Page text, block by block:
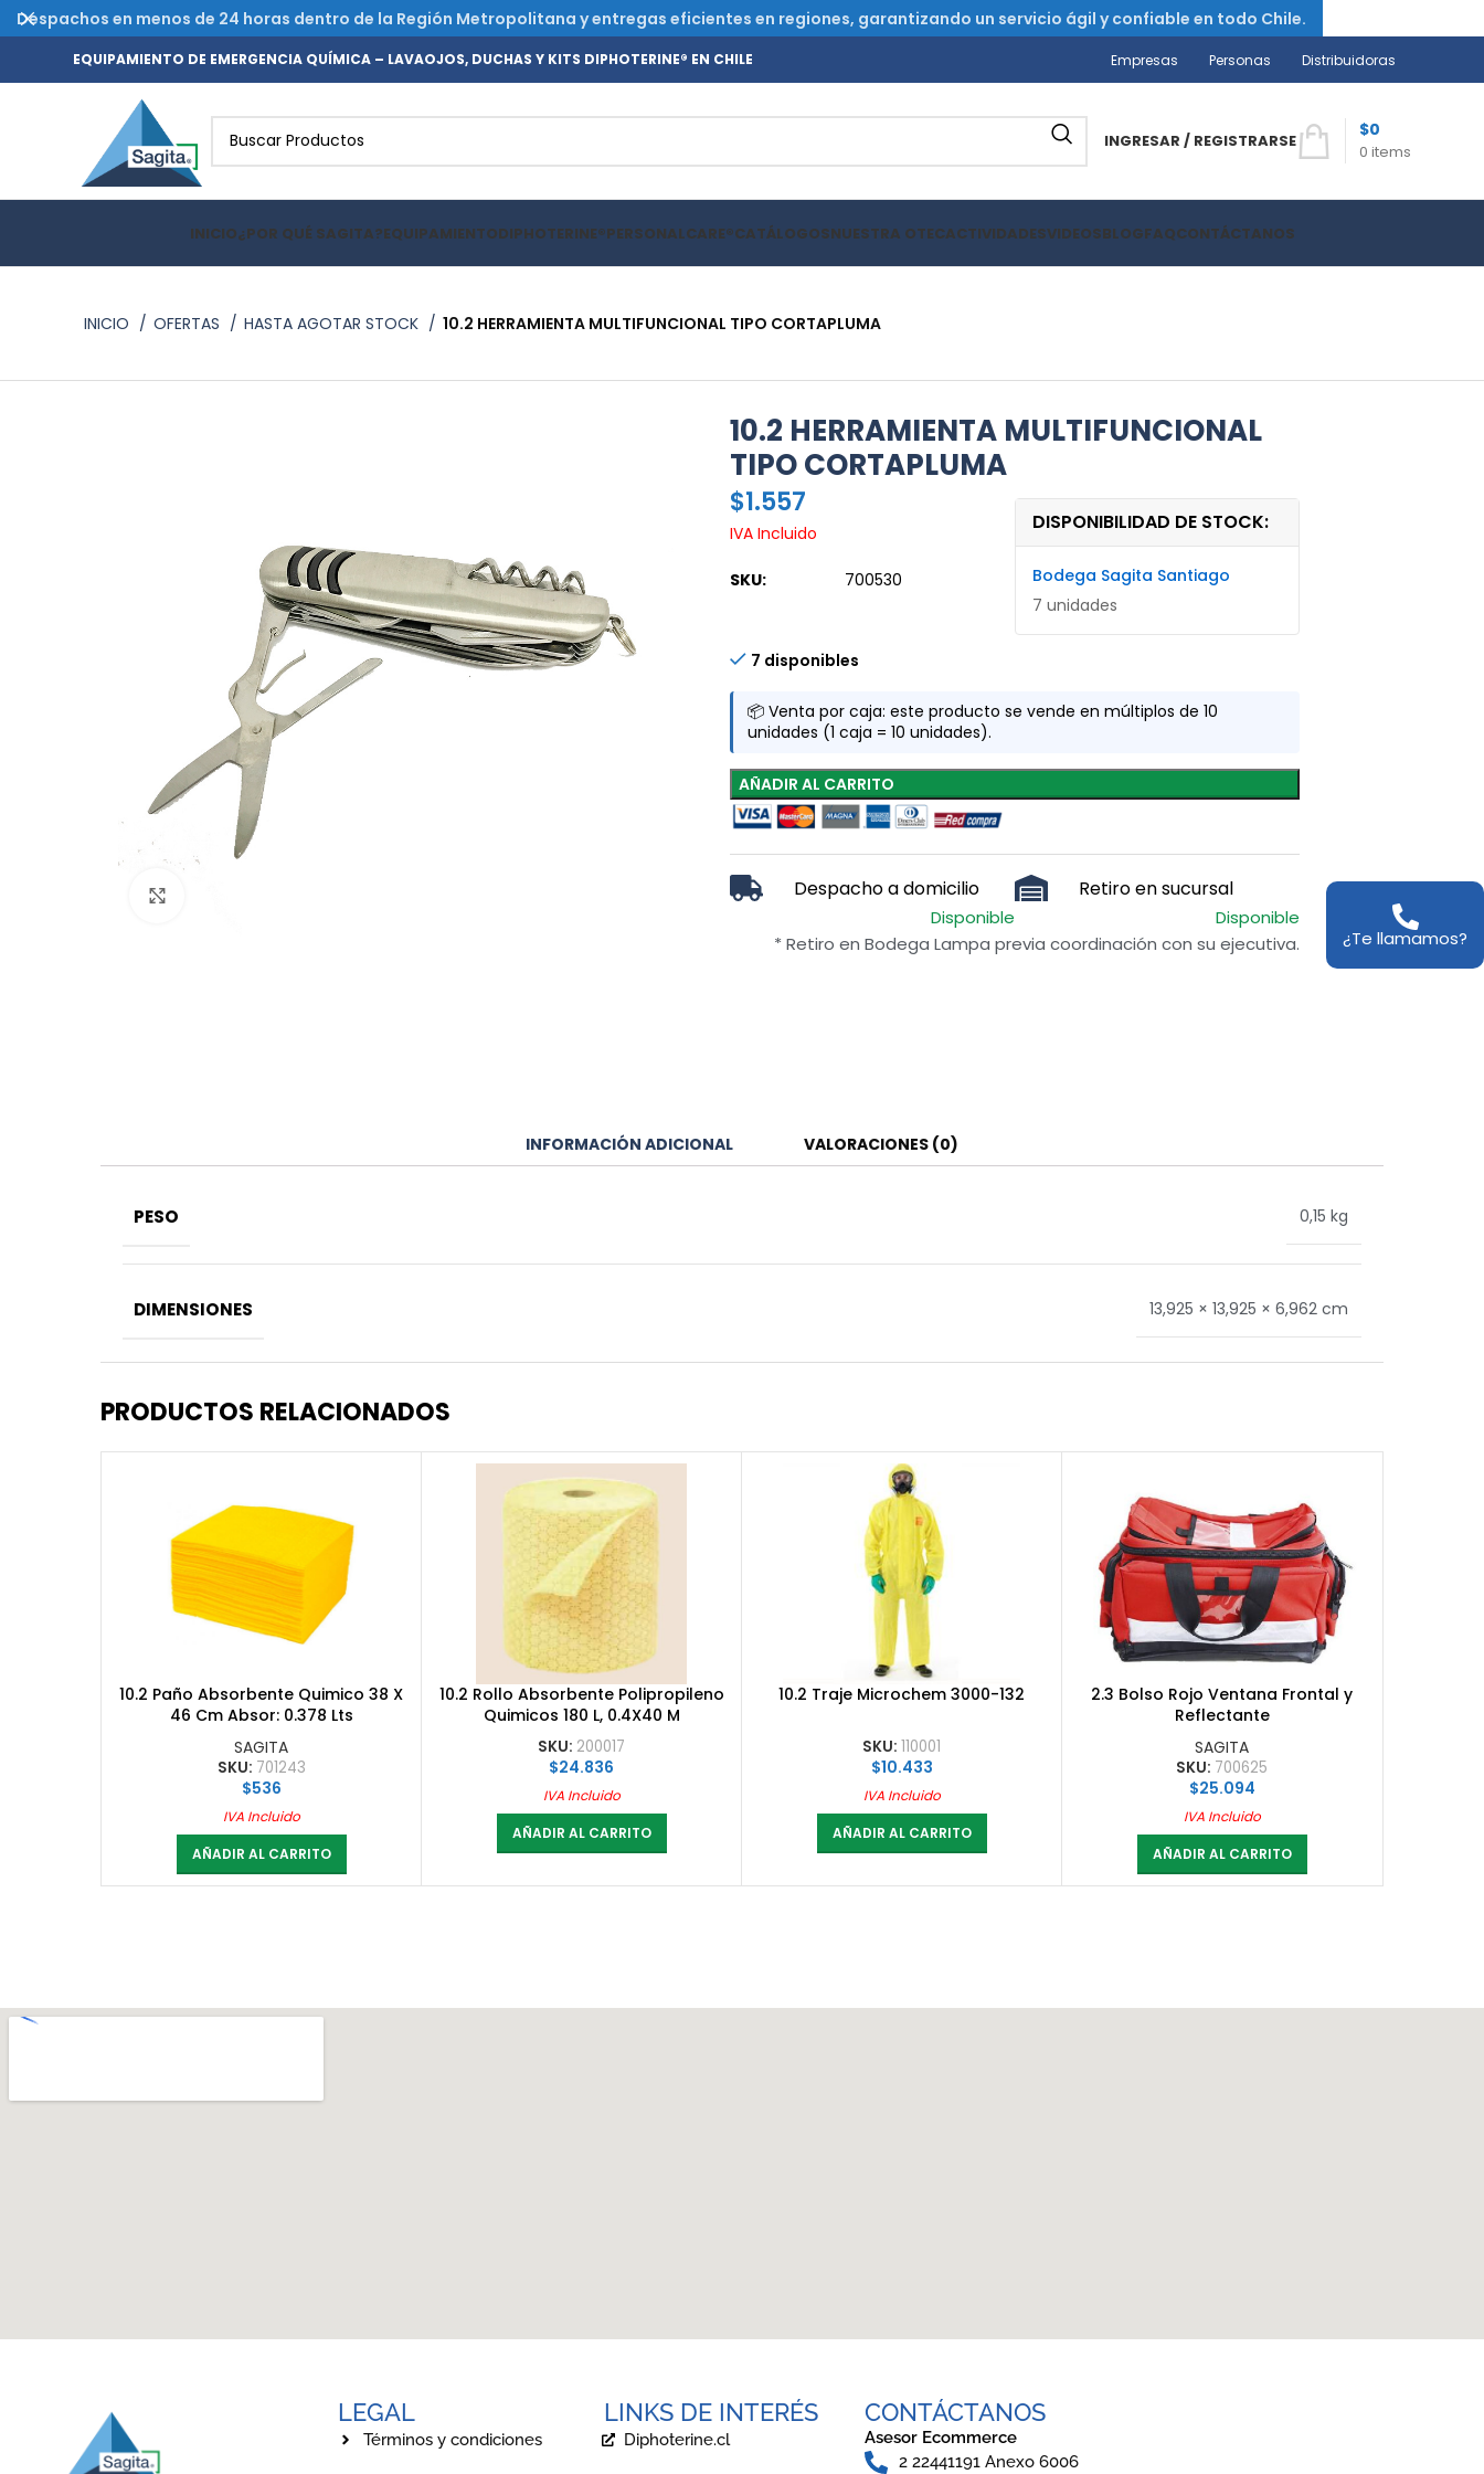
EQUIPAMIENTO DE EMERGENCIA QUÍMICA – LAVAOJOS, DUCHAS Y KITS DIPHOTERINE® EN CHILE Empresas Personas Distribuidoras
INGRESAR / REGISTRARSE
0 items
$0
INICIO¿POR QUÉ SAGITA?EQUIPAMIENTODIPHOTERINE®PERSONALCARE®CATÁLOGOSNUESTRA OTECACTIVIDADESVIDEOSBLOGFAQCONTÁCTANOS
INICIO OFERTAS HASTA AGOTAR STOCK 10.2 HERRAMIENTA MULTIFUNCIONAL TIPO CORTAPLUMA
10.2 HERRAMIENTA MULTIFUNCIONAL
TIPO CORTAPLUMA
¿Te llamamos?
$1.557
IVA Incluido
SKU: 700530
DISPONIBILIDAD DE STOCK:
Bodega Sagita Santiago
7 unidades
7 disponibles
📦 Venta por caja: este producto se vende en múltiplos de 10
unidades (1 caja = 10 unidades).
AÑADIR AL CARRITO
Despacho a domicilio
Disponible
Retiro en sucursal
Disponible
* Retiro en Bodega Lampa previa coordinación con su ejecutiva.
INFORMACIÓN ADICIONAL VALORACIONES (0)
PESO 0,15 kg
DIMENSIONES 13,925 × 13,925 × 6,962 cm
PRODUCTOS RELACIONADOS
10.2 Paño Absorbente Quimico 38 X
46 Cm Absor: 0.378 Lts
SAGITA
SKU: 701243
$536
IVA Incluido
AÑADIR AL CARRITO
10.2 Rollo Absorbente Polipropileno
Quimicos 180 L, 0.4X40 M
SKU: 200017
$24.836
IVA Incluido
AÑADIR AL CARRITO
10.2 Traje Microchem 3000-132
SKU: 110001
$10.433
IVA Incluido
AÑADIR AL CARRITO
2.3 Bolso Rojo Ventana Frontal y
Reflectante
SAGITA
SKU: 700625
$25.094
IVA Incluido
AÑADIR AL CARRITO
LEGAL
Términos y condiciones
LINKS DE INTERÉS
Diphoterine.cl
CONTÁCTANOS
Asesor Ecommerce
2 22441191 Anexo 6006
Despachos en menos de 24 horas dentro de la Región Metropolitana y entregas eficientes en regiones, garantizando un servicio ágil y confiable en todo Chile.